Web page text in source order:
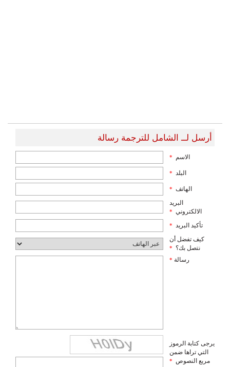
أرسل لــ الشامل للترجمة رسالة
الاسم *
البلد *
الهاتف *
البريد
الالكتروني *
تأكيد البريد *
كيف تفضل أن
نتصل بك؟ *
رسالة *
يرجى كتابة الرموز
التي تراها ضمن
مربع النصوص *